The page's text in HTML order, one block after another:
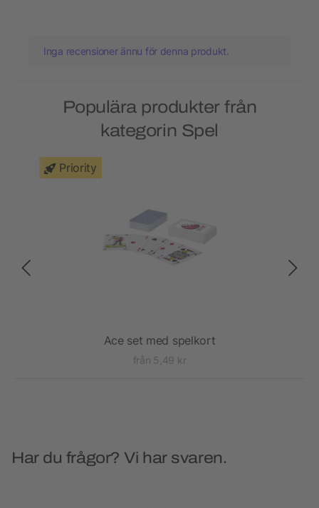
Inga recensioner ännu för denna produkt.
Populära produkter från
kategorin Spel
Priority
Ace set med spelkort
från 5,49 kr
Har du frågor? Vi har svaren.